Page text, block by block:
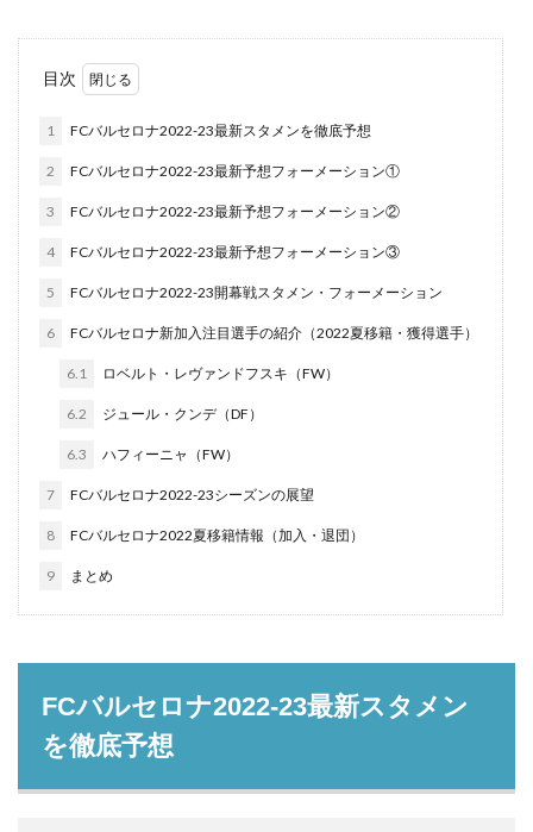
目次
1 FCバルセロナ2022-23最新スタメンを徹底予想
2 FCバルセロナ2022-23最新予想フォーメーション①
3 FCバルセロナ2022-23最新予想フォーメーション②
4 FCバルセロナ2022-23最新予想フォーメーション③
5 FCバルセロナ2022-23開幕戦スタメン・フォーメーション
6 FCバルセロナ新加入注目選手の紹介（2022夏移籍・獲得選手）
6.1 ロベルト・レヴァンドフスキ（FW）
6.2 ジュール・クンデ（DF）
6.3 ハフィーニャ（FW）
7 FCバルセロナ2022-23シーズンの展望
8 FCバルセロナ2022夏移籍情報（加入・退団）
9 まとめ
FCバルセロナ2022-23最新スタメン
を徹底予想